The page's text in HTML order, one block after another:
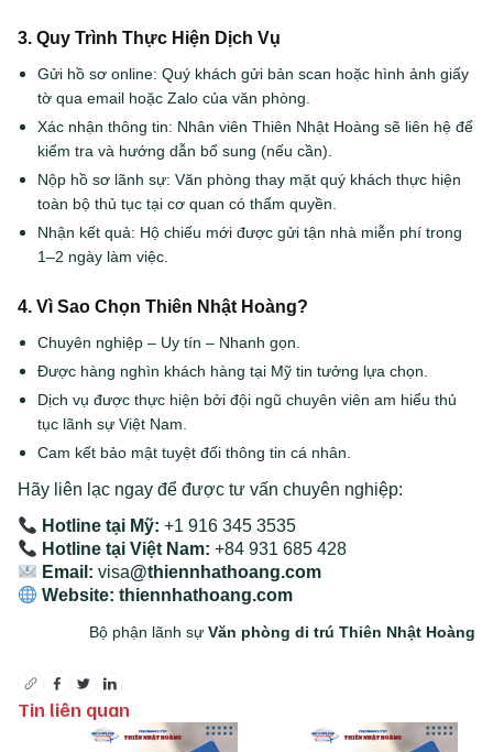
3. Quy Trình Thực Hiện Dịch Vụ
Gửi hồ sơ online: Quý khách gửi bản scan hoặc hình ảnh giấy
tờ qua email hoặc Zalo của văn phòng.
Xác nhận thông tin: Nhân viên Thiên Nhật Hoàng sẽ liên hệ để
kiểm tra và hướng dẫn bổ sung (nếu cần).
Nộp hồ sơ lãnh sự: Văn phòng thay mặt quý khách thực hiện
toàn bộ thủ tục tại cơ quan có thẩm quyền.
Nhận kết quả: Hộ chiếu mới được gửi tận nhà miễn phí trong
1–2 ngày làm việc.
4. Vì Sao Chọn Thiên Nhật Hoàng?
Chuyên nghiệp – Uy tín – Nhanh gọn.
Được hàng nghìn khách hàng tại Mỹ tin tưởng lựa chọn.
Dịch vụ được thực hiện bởi đội ngũ chuyên viên am hiểu thủ
tục lãnh sự Việt Nam.
Cam kết bảo mật tuyệt đối thông tin cá nhân.
Hãy liên lạc ngay để được tư vấn chuyên nghiệp:
Hotline tại Mỹ: +1 916 345 3535
Hotline tại Việt Nam: +84 931 685 428
Email: visa@thiennhathoang.com
Website: thiennhathoang.com
Bộ phận lãnh sự Văn phòng di trú Thiên Nhật Hoàng
Tin liên quan